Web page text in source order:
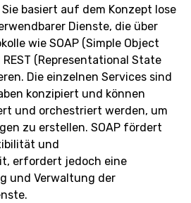
basiert auf dem Konzept lose
Dienste, die über
wie SOAP (Simple Object
(Representational State
Die einzelnen Services sind
konzipiert und können
und orchestriert werden, um
zu erstellen. SOAP fördert
und
erfordert jedoch eine
und Verwaltung der